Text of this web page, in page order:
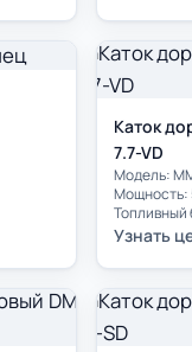
Каток
7.7-VD
Модель:
Мощность:
Топливный
Узнать